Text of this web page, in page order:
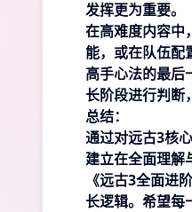
发挥更为重要。
在高难度内容中
能，或在队伍配
高手心法的最后
长阶段进行判断
总结：
通过对远古3核
建立在全面理解
《远古3全面进
长逻辑。希望每